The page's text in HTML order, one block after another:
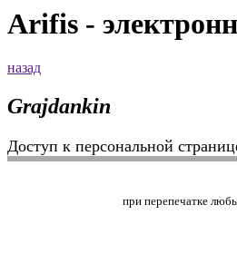
Arifis -
назад
Grajdankin
Доступ к персональной
при перепечатке